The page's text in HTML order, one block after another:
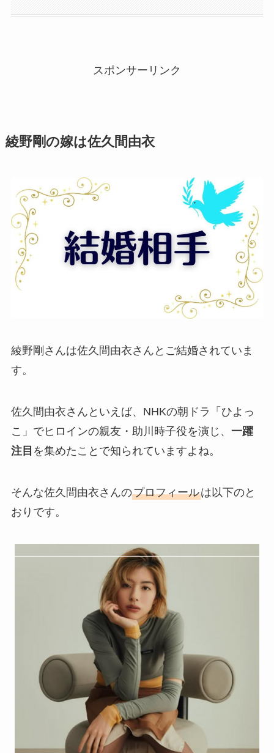
スポンサーリンク
綾野剛の嫁は佐久間由衣
綾野剛さんは佐久間由衣さんとご結婚されていま
す。
佐久間由衣さんといえば、NHKの朝ドラ「ひよっ
こ」でヒロインの親友・助川時子役を演じ、 一躍
注目 を集めたことで知られていますよね。
そんな佐久間由衣さんのプロフィールは以下のと
おりです。